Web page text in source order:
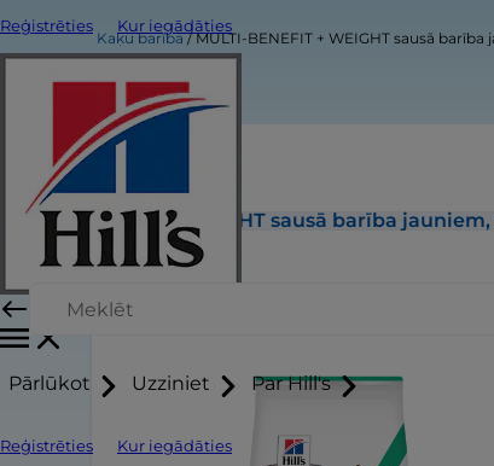
Reģistrēties Kur iegādāties
Pārlūkot Uzziniet Par Hill's
Reģistrēties Kur iegādāties
Kaķu barība MULTI-BENEFIT + WEIGHT sausā
MULTI-BENEFIT + WEIGHT sausā barība